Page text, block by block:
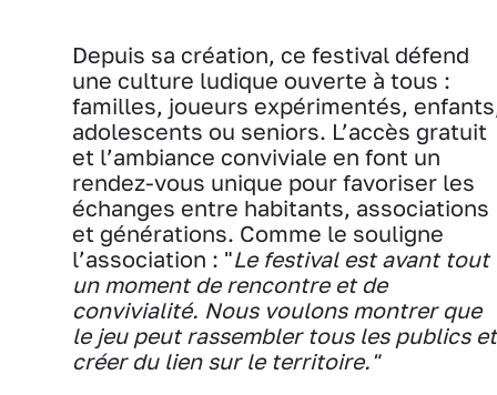
Depuis sa création, ce festival défend
une culture ludique ouverte à tous :
familles, joueurs expérimentés,
adolescents ou seniors. L’accès gratuit
et l’ambiance conviviale en font un
rendez-vous unique pour favoriser les
échanges entre habitants, associations
et générations. Comme le souligne
l’association : "Le festival est avant tout
un moment de rencontre et de
convivialité. Nous voulons montrer que
le jeu peut rassembler tous les publics et
créer du lien sur le territoire."